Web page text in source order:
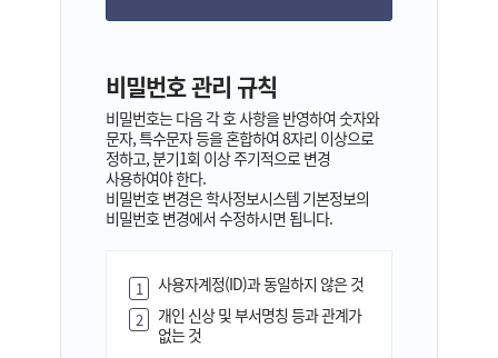
비밀번호 관리 규칙
비밀번호는 다음 각 호 사항을 반영하여 숫자와
문자, 특수문자 등을 혼합하여 8자리 이상으로
정하고, 분기1회 이상 주기적으로 변경
사용하여야 한다.
비밀번호 변경은 학사정보시스템 기본정보의
비밀번호 변경에서 수정하시면 됩니다.
1 사용자계정(ID)과 동일하지 않은 것
2
개인 신상 및 부서명칭 등과 관계가
없는 것